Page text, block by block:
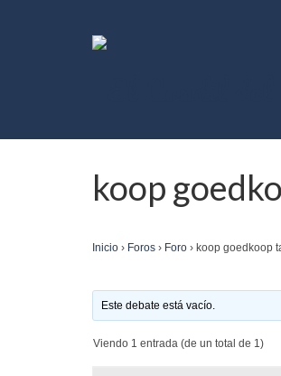
koop
Inicio › Foros › Foro › koop goedkoop
Este debate está vacío.
Viendo 1 entrada (de un total de 1)